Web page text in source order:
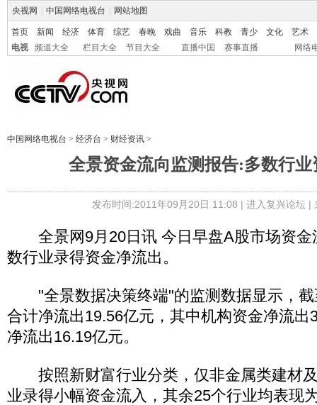
央视网 中国网络电视台 网站地图
首页 新闻 经济 体育 综艺 春晚 戏曲 音乐 科教 青少 文化
艺术
电视
频道大全 栏目大全 节目大全 直播中国 赛事直播 网络
中国网络电视台 > 经济台 > 财经资讯 >
全景资金流向监测报告:多数行业
发布时间:2011年09月20日 11:08 | 进入复兴论坛|
全景网9月20日讯 今日早盘A股市场资金
数行业录得资金净流出。
"全景数据决策终端"的监测数据显示，截
合计净流出19.56亿元，其中机构资金净流出
净流出16.19亿元。
按照新财富行业分类，仅非金属类建材
业录得小幅资金流入，其余25个行业均表现